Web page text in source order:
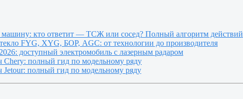
машину: кто ответит — ТСЖ или сосед? Полный алгоритм действий
FYG, XYG, БОР, AGC: от технологии до производителя
доступный электромобиль с лазерным радаром
Chery: полный гид по модельному ряду
Jetour: полный гид по модельному ряду